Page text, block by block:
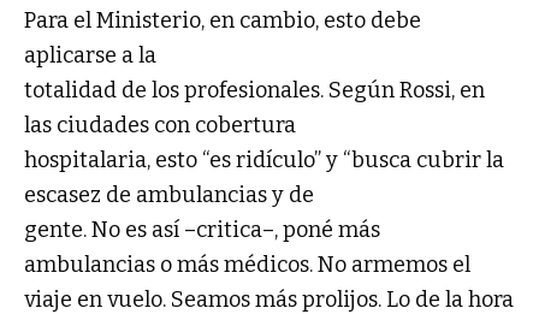
Para el Ministerio, en cambio, esto debe
aplicarse a la
totalidad de los profesionales. Según Rossi, en
las ciudades con cobertura
hospitalaria, esto “es ridículo” y “busca cubrir la
escasez de ambulancias y de
gente. No es así –critica–, poné más
ambulancias o más médicos. No armemos el
viaje en vuelo. Seamos más prolijos. Lo de la hora